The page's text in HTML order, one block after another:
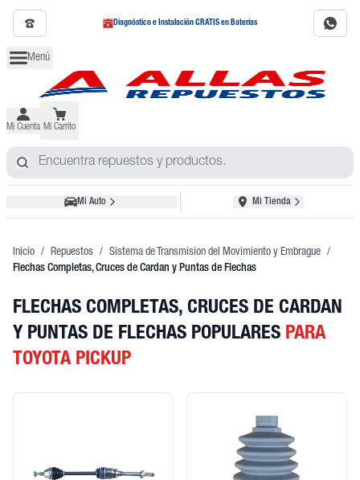
Diagnóstico e Instalación GRATIS en Baterías
Menú
Mi Cuenta Mi Carrito
Mi Auto Mi Tienda
Inicio / Repuestos / Sistema de Transmision del Movimiento y Embrague /
Flechas Completas, Cruces de Cardan y Puntas de Flechas
FLECHAS COMPLETAS, CRUCES DE CARDAN
Y PUNTAS DE FLECHAS POPULARES PARA
TOYOTA PICKUP